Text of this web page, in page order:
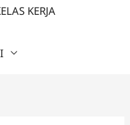
KERJA